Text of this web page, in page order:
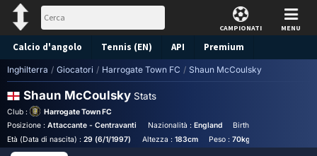
CAMPIONATI MENU
Calcio d'angolo Tennis (EN) API Premium
Pronostico
Inghilterra / Giocatori / Harrogate Town FC / Shaun McCoulsky
Shaun McCoulsky Stats
Club :
Harrogate Town FC
Posizione : Attaccante - Centravanti Nazionalità : England Birthplace :
Età (Data di nascita) : 29 (6/1/1997) Altezza : 183cm Peso :70kg